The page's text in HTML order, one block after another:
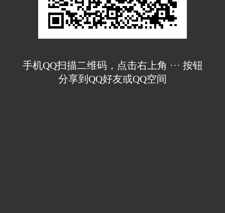
手机QQ扫描二维码，点击右上角 ··· 按钮
分享到QQ好友或QQ空间